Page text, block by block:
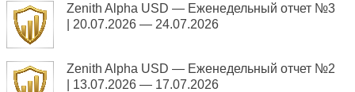
Zenith Alpha USD — Еженедельный отчет №3
| 20.07.2026 — 24.07.2026
Zenith Alpha USD — Еженедельный отчет №2
| 13.07.2026 — 17.07.2026